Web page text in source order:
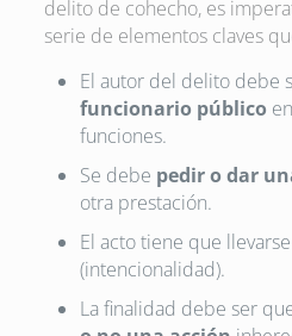
delito de cohecho, es
serie de elementos claves
El autor del delito debe
funcionario público
funciones.
Se debe pedir o dar
otra prestación.
El acto tiene que
(intencionalidad).
La finalidad debe ser